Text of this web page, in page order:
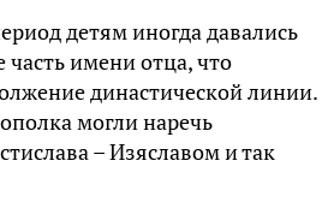
детям иногда давались
имени отца, что
династической линии.
могли наречь
– Изяславом и так